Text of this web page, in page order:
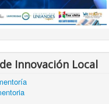
Innovación Local